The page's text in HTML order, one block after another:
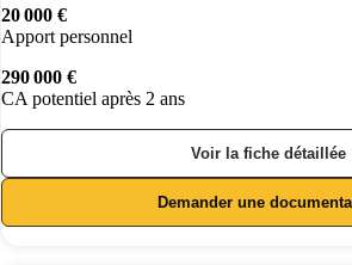
20 000 €
Apport personnel
290 000 €
CA potentiel après 2 ans
Voir la fiche détaillée
Demander une